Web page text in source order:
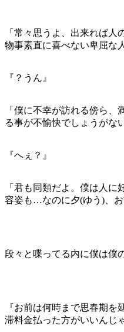
「常々思うよ、出来れば
物事素直に喜べない卑屈な
『？うん』
「僕に不幸が訪れる傍ら
る事が不愉快でしょうがな
『へぇ？』
「君も同類だよ。僕は人
容姿も…なのに夕(ゆう)、お
段々と喋ってる内に僕は僕
『お前は何時まで思春期
滞料金払った方がいいんじ